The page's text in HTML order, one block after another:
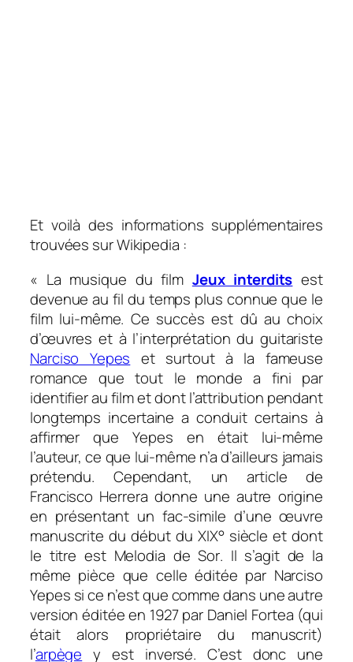
Et voilà des informations supplémentaires
trouvées sur Wikipedia :
« La musique du film Jeux interdits est
devenue au fil du temps plus connue que le
film lui-même. Ce succès est dû au choix
d’œuvres et à l’interprétation du guitariste
Narciso Yepes et surtout à la fameuse
romance que tout le monde a fini par
identifier au film et dont l’attribution pendant
longtemps incertaine a conduit certains à
affirmer que Yepes en était lui-même
l’auteur, ce que lui-même n’a d’ailleurs jamais
prétendu. Cependant, un article de
Francisco Herrera donne une autre origine
en présentant un fac-simile d’une œuvre
manuscrite du début du XIX° siècle et dont
le titre est Melodia de Sor. Il s’agit de la
même pièce que celle éditée par Narciso
Yepes si ce n’est que comme dans une autre
version éditée en 1927 par Daniel Fortea (qui
était alors propriétaire du manuscrit)
l’arpège y est inversé. C’est donc une